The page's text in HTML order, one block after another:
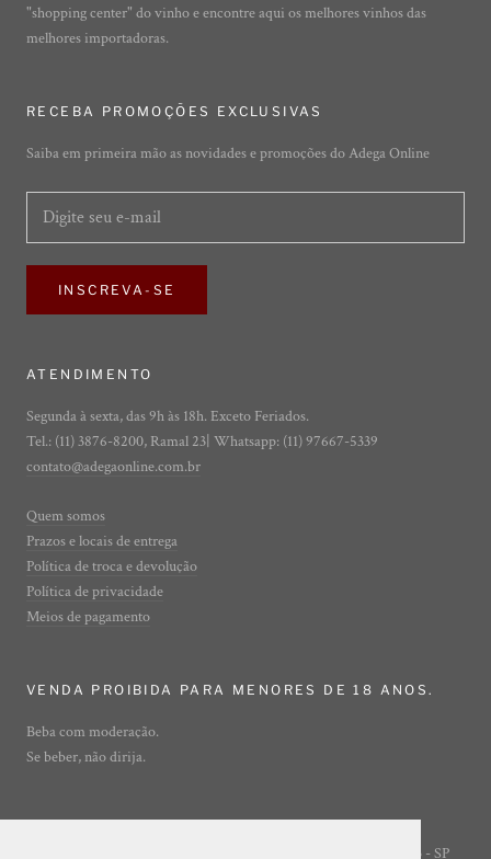
"shopping center" do vinho e encontre aqui os melhores vinhos das
melhores importadoras.
RECEBA PROMOÇÕES EXCLUSIVAS
Saiba em primeira mão as novidades e promoções do Adega Online
INSCREVA-SE
ATENDIMENTO
Segunda à sexta, das 9h às 18h. Exceto Feriados.
Tel.: (11) 3876-8200, Ramal 23| Whatsapp: (11) 97667-5339
contato@adegaonline.com.br
Quem somos
Prazos e locais de entrega
Política de troca e devolução
Política de privacidade
Meios de pagamento
VENDA PROIBIDA PARA MENORES DE 18 ANOS.
Beba com moderação.
Se beber, não dirija.
Rua Ibirajá, 7 - Vila Guarani - São Paulo - SP